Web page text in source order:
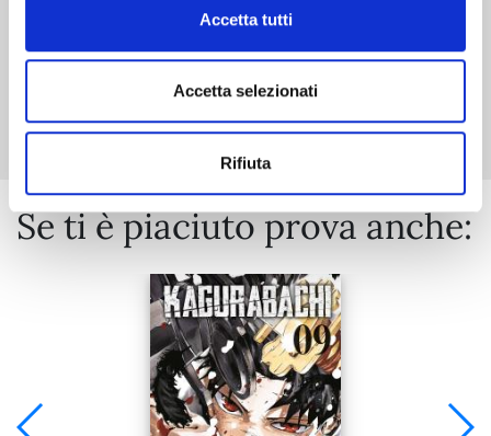
Accetta tutti
Accetta selezionati
Rifiuta
Mostra tutto
Se ti è piaciuto prova anche: